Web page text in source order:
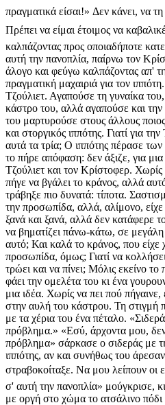
πραγματικά είσαι!» Δεν κάνει, να
Πρέπει να είμαι έτοιμος να
καλπάζοντας προς οποιαδήποτε
αυτή την πανοπλία, παίρνω τον
άλογο και φεύγω καλπάζοντας απ'
πραγματική μαχαιριά για τον
Τζούλιετ. Αγαπούσε τη γυναίκα
κάστρο του, αλλά αγαπούσε και την
του μαρτυρούσε στους άλλους
και στοργικός ιππότης. Γιατί για
αυτά τα τρία; Ο ιππότης πέρασε
το πήρε απόφαση: δεν άξιζε, για
Τζούλιετ και τον Κρίστοφερ.
πήγε να βγάλει το κράνος, αλλά
τράβηξε πιο δυνατά: τίποτα.
την προσωπίδα, αλλά, αλίμονο,
ξανά και ξανά, αλλά δεν κατάφερε
να βηματίζει πάνω-κάτω, σε
αυτό; Και καλά το κράνος, που είχε
προσωπίδα, όμως; Γιατί να
τρώει και να πίνει; Μόλις εκείνο
φάει την ομελέτα του κι ένα
μια ιδέα. Χωρίς να πει πού
στην αυλή του κάστρου. Τη στιγμή
με τα χέρια του ένα πέταλο.
πρόβλημα.» «Εσύ, άρχοντα μου, δεν
πρόβλημα» σάρκασε ο σιδεράς με
ιππότης, αν και συνήθως του
στραβοκοίταξε. Να μου λείπουν
σ' αυτή την πανοπλία» μούγκρισε,
με οργή στο χώμα το ατσάλινο